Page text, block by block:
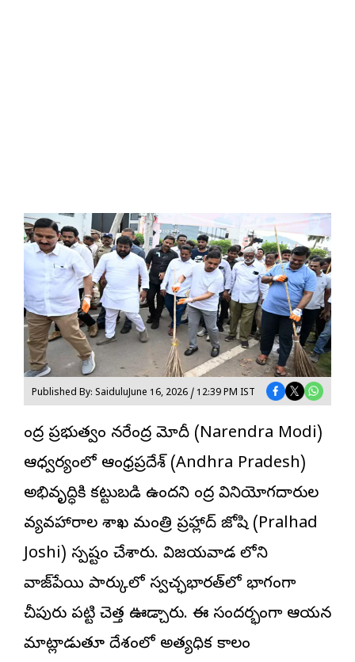
Published By: SaiduluJune 16, 2026 / 12:39 PM IST
కేంద్ర ప్రభుత్వం నరేంద్ర మోదీ (Narendra Modi)
ఆధ్వర్యంలో ఆంధ్రప్రదేశ్ (Andhra Pradesh)
అభివృద్ధికి కట్టుబడి ఉందని కేంద్ర వినియోగదారుల
వ్యవహారాల శాఖ మంత్రి ప్రహ్లాద్ జోషి(Pralhad
Joshi) స్పష్టం చేశారు. విజయవాడ లోని
వాజ్‌పేయి పార్కులో స్వచ్ఛభారత్‌లో భాగంగా
చీపురు పట్టి చెత్త ఊడ్చారు. ఈ సందర్భంగా ఆయన
మాట్లాడుతూ దేశంలో అత్యధిక కాలం